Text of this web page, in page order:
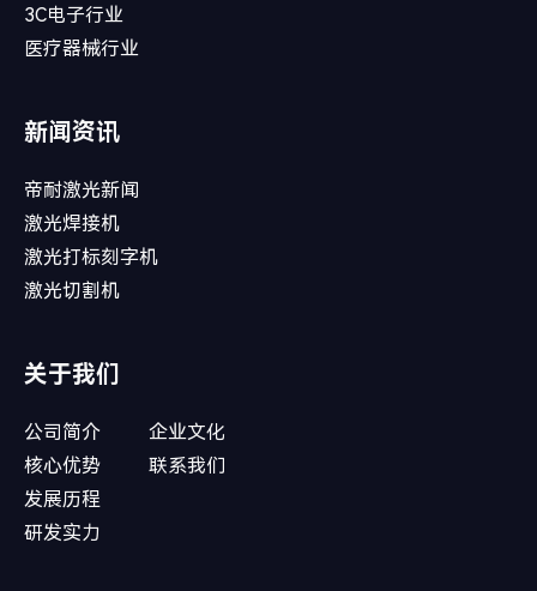
3C电子行业
医疗器械行业
新闻资讯
帝耐激光新闻
激光焊接机
激光打标刻字机
激光切割机
关于我们
公司简介
核心优势
发展历程
研发实力
企业文化
联系我们